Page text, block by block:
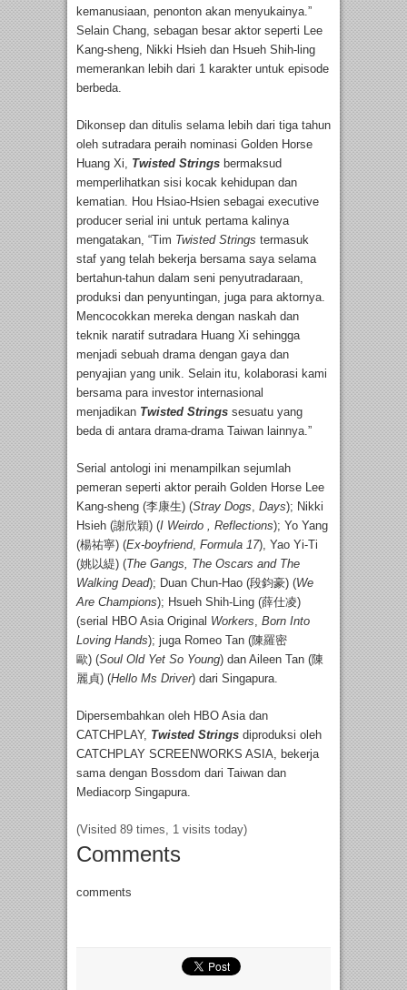
kemanusiaan, penonton akan menyukainya.”
Selain Chang, sebagan besar aktor seperti Lee
Kang-sheng, Nikki Hsieh dan Hsueh Shih-ling
memerankan lebih dari 1 karakter untuk episode
berbeda.
Dikonsep dan ditulis selama lebih dari tiga tahun
oleh sutradara peraih nominasi Golden Horse
Huang Xi, Twisted Strings bermaksud
memperlihatkan sisi kocak kehidupan dan
kematian. Hou Hsiao-Hsien sebagai executive
producer serial ini untuk pertama kalinya
mengatakan, “Tim Twisted Strings termasuk
staf yang telah bekerja bersama saya selama
bertahun-tahun dalam seni penyutradaraan,
produksi dan penyuntingan, juga para aktornya.
Mencocokkan mereka dengan naskah dan
teknik naratif sutradara Huang Xi sehingga
menjadi sebuah drama dengan gaya dan
penyajian yang unik. Selain itu, kolaborasi kami
bersama para investor internasional
menjadikan Twisted Strings sesuatu yang
beda di antara drama-drama Taiwan lainnya.”
Serial antologi ini menampilkan sejumlah
pemeran seperti aktor peraih Golden Horse Lee
Kang-sheng (李康生) (Stray Dogs Days); Nikki
Hsieh (謝欣穎) (I Weirdo , Reflections); Yo Yang
(楊祐寧) (Ex-boyfriend, Formula 17), Yao Yi-Ti
(姚以緹) (The Gangs, The Oscars and The
Walking Dead); Duan Chun-Hao (段鈞豪) (We
Are Champions); Hsueh Shih-Ling (薛仕凌)
(serial HBO Asia Original Workers Born Into
Loving Hands); juga Romeo Tan (陳羅密
歐) (Soul Old Yet So Young) dan Aileen Tan (陳
麗貞) (Hello Ms Driver) dari Singapura.
Dipersembahkan oleh HBO Asia dan
CATCHPLAY, Twisted Strings diproduksi oleh
CATCHPLAY SCREENWORKS ASIA, bekerja
sama dengan Bossdom dari Taiwan dan
Mediacorp Singapura.
(Visited 89 times, 1 visits today)
Comments
comments